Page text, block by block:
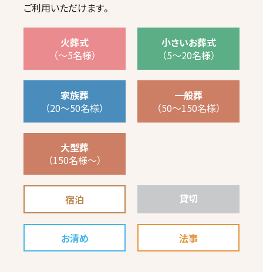
ご利用いただけます。
火葬式
（～5名様）
小さいお葬式
（5～20名様）
家族葬
（20～50名様）
一般葬
（50～150名様）
大型葬
（150名様～）
宿泊 貸切
お清め 法事